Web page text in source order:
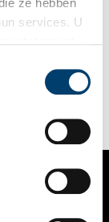
services. U
beroemd om
door de
is minder
in 1919
1920, een